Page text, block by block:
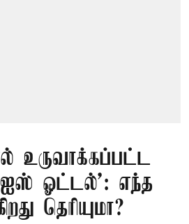
உருவாக்கப்பட்ட
ஓட்டல்': எந்த
தெரியுமா?